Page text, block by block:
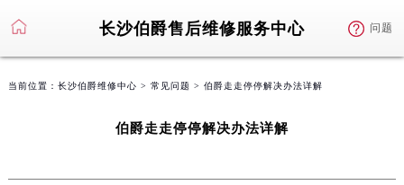
长沙伯爵售后维修服务中心 问题
当前位置： 长沙伯爵维修中心 > 常见问题 > 伯爵走走停停解决办法详解
伯爵走走停停解决办法详解